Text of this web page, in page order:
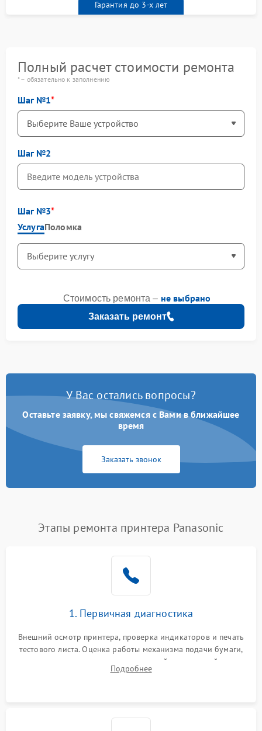
Гарантия до 3-х лет
Полный расчет стоимости ремонта
* – обязательно к заполнению
Шаг №1
Шаг №2
Шаг №3
УслугаПоломка
Заказать ремонт
Стоимость ремонта – не выбрано
У Вас остались вопросы?
Оставьте заявку, мы свяжемся с Вами в ближайшее
время
Заказать звонок
Этапы ремонта принтера Panasonic
1. Первичная диагностика
Внешний осмотр принтера, проверка индикаторов и печать
тестового листа. Оценка работы механизма подачи бумаги,
выявление посторонних шумов, замятий и первичный анализ
дефектов печати (полосы, фон, пробелы).
Подробнее